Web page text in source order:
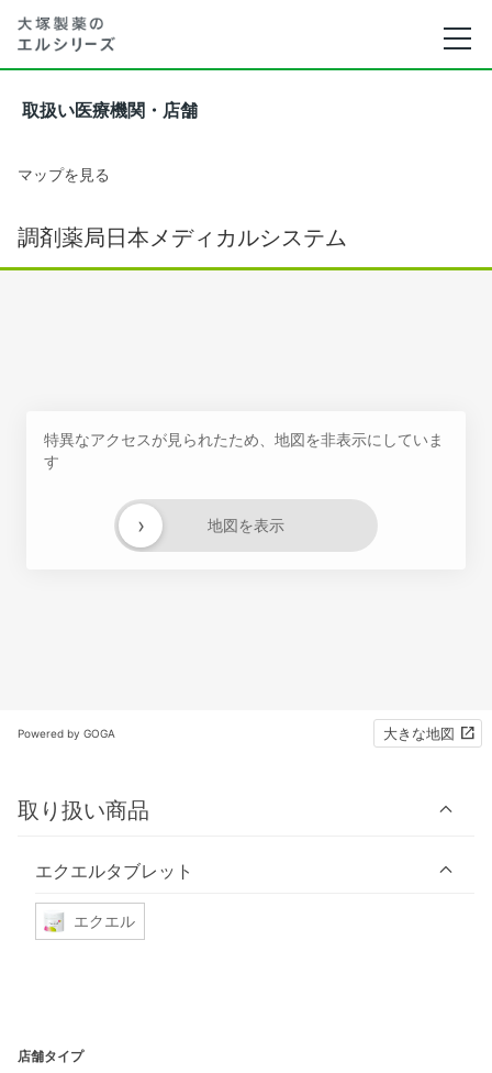
取扱い医療機関・店舗
マップを見る
調剤薬局日本メディカルシステム
特異なアクセスが見られたため、地図を非表示にしていま
す
地図を表示
›
Powered by GOGA 大きな地図
取り扱い商品
エクエルタブレット
エクエル
店舗タイプ